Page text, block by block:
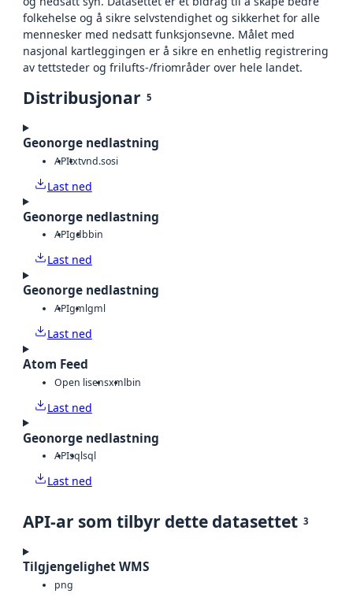
folkehelse og å sikre selvstendighet og sikkerhet for alle
mennesker med nedsatt funksjonsevne. Målet med
nasjonal kartleggingen er å sikre en enhetlig registrering
av tettsteder og frilufts-/friområder over hele landet.
Distribusjonar 5
Geonorge nedlastning
APItxtvnd.sosi
Last ned
Geonorge nedlastning
APIgdbbin
Last ned
Geonorge nedlastning
APIgmlgml
Last ned
Atom Feed
Open lisensxmlbin
Last ned
Geonorge nedlastning
APIsqlsql
Last ned
API-ar som tilbyr dette datasettet 3
Tilgjengelighet WMS
png